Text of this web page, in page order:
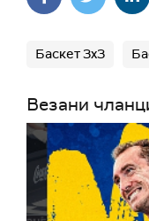
Баскет 3х3
Везани